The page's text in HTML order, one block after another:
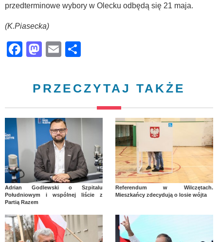
przedterminowe wybory w Olecku odbędą się 21 maja.
(K.Piasecka)
Facebook
Mastodon
Email
PRZECZYTAJ TAKŻE
Adrian Godlewski o Szpitalu
Południowym i wspólnej liście z
Partią Razem
Referendum w Wilczętach.
Mieszkańcy zdecydują o losie wójta